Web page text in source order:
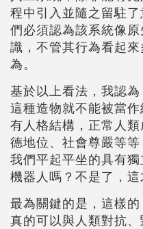
程中引入並隨之留駐
們必須認為該系統像
識，不管其行為看起
為。
基於以上看法，我認為
這種造物就不能被當
有人格結構，正常人
德地位、社會尊嚴等
我們平起平坐的具有
機器人嗎？不是了，這
最為關鍵的是，這樣
真的可以與人類對抗